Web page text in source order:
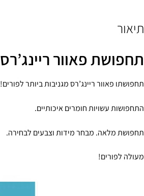
תיאור
תחפושת פאוור ריינג’רס
תחפושתו פאוור ריינג’רס מגניבות ביותר לפורים!
התחפושות עשויות חומרים איכותיים.
תחפושת מלאה. מבחר מידות וצבעים לבחירה.
מעולה לפורים!